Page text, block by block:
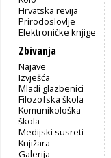
Hrvatska revija
Prirodoslovlje
Elektroničke knjige
Zbivanja
Najave
Izvješća
Mladi glazbenici
Filozofska škola
Komunikološka
škola
Medijski susreti
Knjižara
Galerija